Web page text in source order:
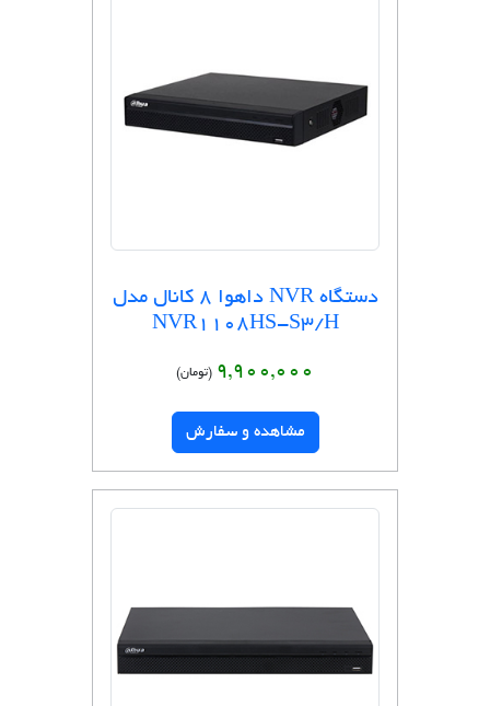
دستگاه NVR داهوا 8 کانال مدل
NVR1108HS-S3/H
9,900,000 (تومان)
مشاهده و سفارش